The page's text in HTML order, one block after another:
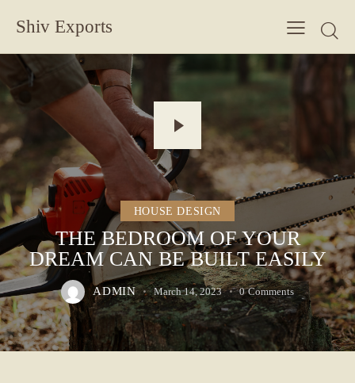
Shiv Exports
HOUSE DESIGN
THE BEDROOM OF YOUR
DREAM CAN BE BUILT EASILY
ADMIN March 14, 2023 0 Comments